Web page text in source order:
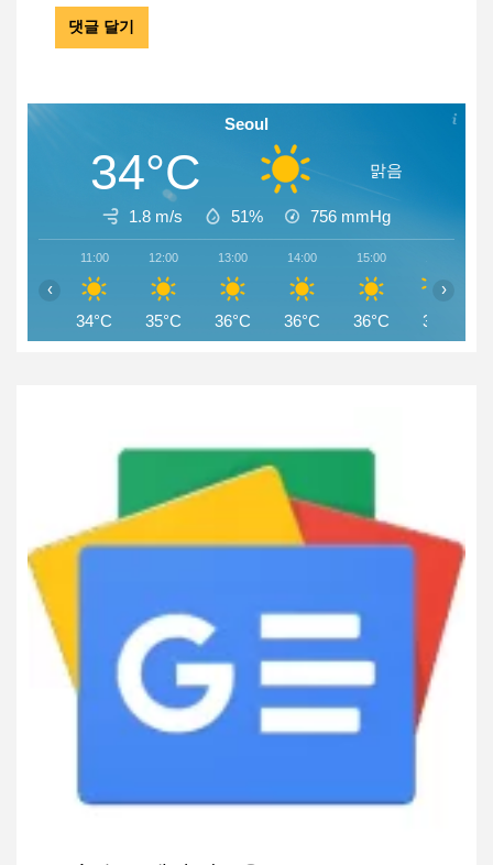
Seoul
34°C 맑음
1.8 m/s 51% 756 mmHg
11:00
34°C
12:00
35°C
13:00
36°C
14:00
36°C
15:00
36°C 36°C
‹ ›